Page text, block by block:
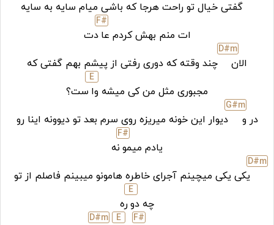
گفتی خیال تو راحت هرجا که باشی میام سایه به سایه
ات منم بهش کردم عا
F#
دت
الان
D#m
چند وقته که دوری رفتی از پیشم بهم گفتی که
مجبوری مثل من کی میشه وا
E
ست؟
در و
G#m
دیوار این خونه میریزه روی سرم بعد تو دیوونه اینا رو
یادم میمو
F#
نه
D#m
یکی یکی میچینم آجرای خاطره هامونو میبینم فاصلم از تو
چه دو
E
ره
F#
E
D#m